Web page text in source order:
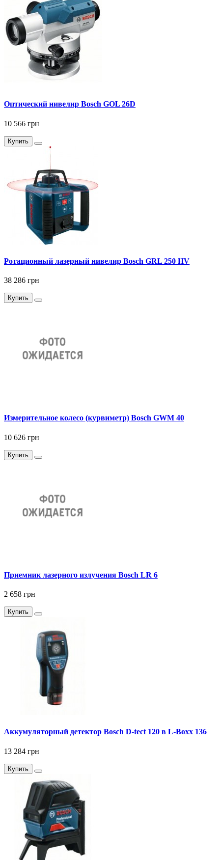
Оптический нивелир Bosch GOL 26D
10 566 грн
Купить
Ротационный лазерный нивелир Bosch GRL 250 HV
38 286 грн
Купить
Измерительное колесо (курвиметр) Bosch GWM 40
10 626 грн
Купить
Приемник лазерного излучения Bosch LR 6
2 658 грн
Купить
Аккумуляторный детектор Bosch D-tect 120 в L-Boxx 136
13 284 грн
Купить